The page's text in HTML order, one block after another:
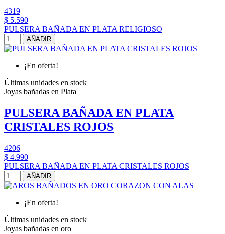
4319
$ 5.590
PULSERA BAÑADA EN PLATA RELIGIOSO
AÑADIR
¡En oferta!
Últimas unidades en stock
Joyas bañadas en Plata
PULSERA BAÑADA EN PLATA
CRISTALES ROJOS
4206
$ 4.990
PULSERA BAÑADA EN PLATA CRISTALES ROJOS
AÑADIR
¡En oferta!
Últimas unidades en stock
Joyas bañadas en oro